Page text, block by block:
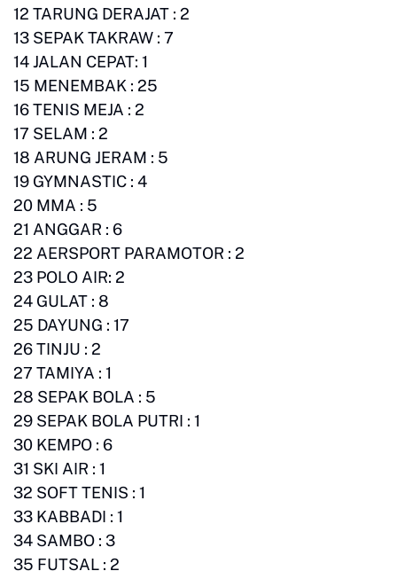
12 TARUNG DERAJAT : 2
13 SEPAK TAKRAW : 7
14 JALAN CEPAT: 1
15 MENEMBAK : 25
16 TENIS MEJA : 2
17 SELAM : 2
18 ARUNG JERAM : 5
19 GYMNASTIC : 4
20 MMA : 5
21 ANGGAR : 6
22 AERSPORT PARAMOTOR : 2
23 POLO AIR: 2
24 GULAT : 8
25 DAYUNG : 17
26 TINJU : 2
27 TAMIYA : 1
28 SEPAK BOLA : 5
29 SEPAK BOLA PUTRI : 1
30 KEMPO : 6
31 SKI AIR : 1
32 SOFT TENIS : 1
33 KABBADI : 1
34 SAMBO : 3
35 FUTSAL : 2